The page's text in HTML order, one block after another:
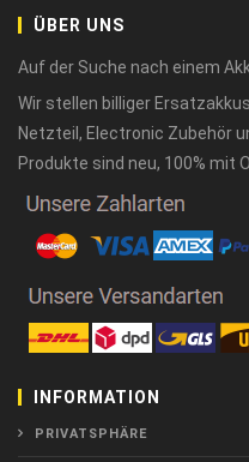
ÜBER UNS
Auf der Suche nach einem
Wir stellen billiger
Netzteil, Electronic Zubehör
Produkte sind neu, 100% mit
INFORMATION
PRIVATSPHÄRE